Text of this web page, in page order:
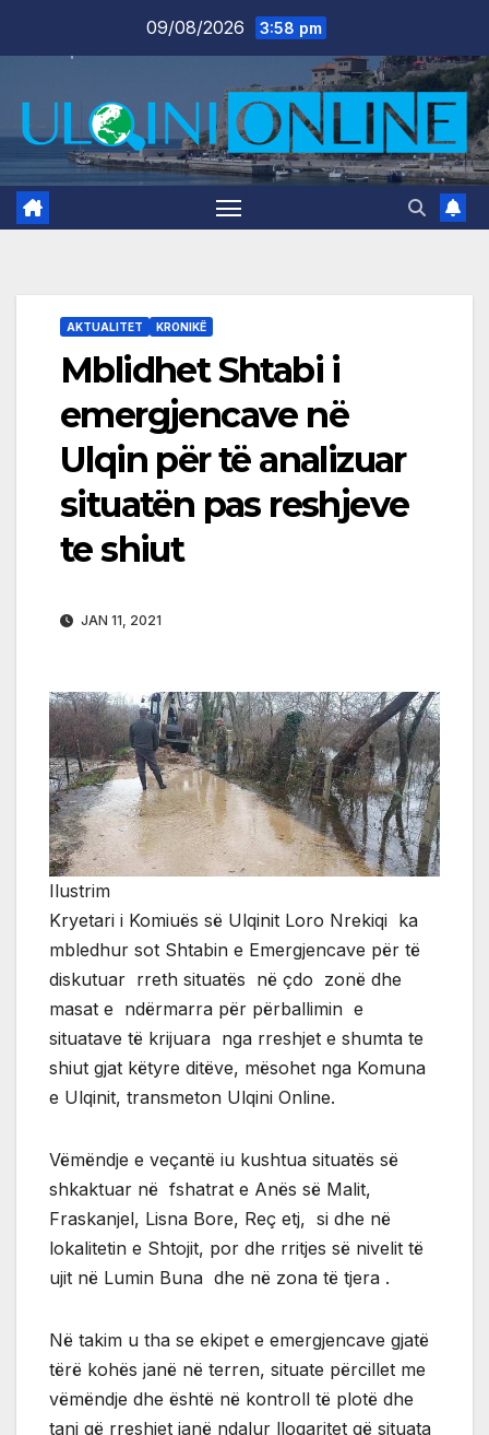
09/08/2026 3:58 pm
AKTUALITET KRONIKË
Mblidhet Shtabi i
emergjencave në
Ulqin për të analizuar
situatën pas reshjeve
te shiut
JAN 11, 2021
Ilustrim
Kryetari i Komiuës së Ulqinit Loro Nrekiqi ka
mbledhur sot Shtabin e Emergjencave për të
diskutuar rreth situatës në çdo zonë dhe
masat e ndërmarra për përballimin e
situatave të krijuara nga rreshjet e shumta te
shiut gjat këtyre ditëve, mësohet nga Komuna
e Ulqinit, transmeton Ulqini Online.
Vëmëndje e veçantë iu kushtua situatës së
shkaktuar në fshatrat e Anës së Malit,
Fraskanjel, Lisna Bore, Reç etj, si dhe në
lokalitetin e Shtojit, por dhe rritjes së nivelit të
ujit në Lumin Buna dhe në zona të tjera .
Në takim u tha se ekipet e emergjencave gjatë
tërë kohës janë në terren, situate përcillet me
vëmëndje dhe është në kontroll të plotë dhe
tani që rreshjet janë ndalur llogaritet që situata